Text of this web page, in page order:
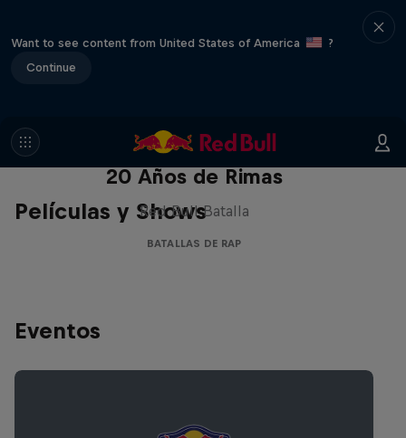
Want to see content from United States of America
?
Continue
Películas y Shows
Red Bull Batalla Nueva Historia:
20 Años de Rimas
Red Bull Batalla
BATALLAS DE RAP
Eventos